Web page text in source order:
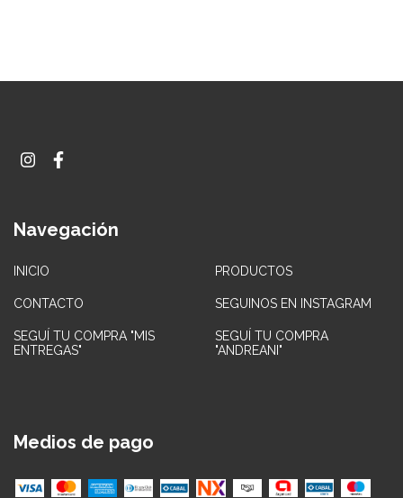
Navegación
INICIO PRODUCTOS
CONTACTO SEGUINOS EN INSTAGRAM
SEGUÍ TU COMPRA "MIS
ENTREGAS"
SEGUÍ TU COMPRA
"ANDREANI"
Medios de pago